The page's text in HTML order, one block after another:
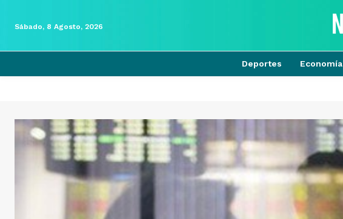
Sábado, 8 Agosto, 2026
Deportes Economía